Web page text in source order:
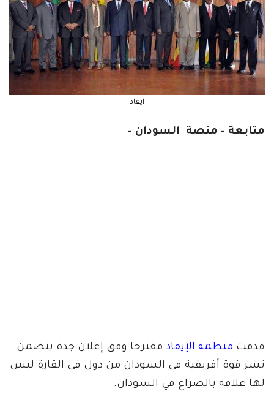
ايقاد
متابعة – منصة السودان –
قدمت منظمة الإيقاد مقترحا وفق إعلان جدة يتضمن
نشر قوة أفريقية في السودان من دول في القارة ليس
لها علاقة بالصراع في السودان.